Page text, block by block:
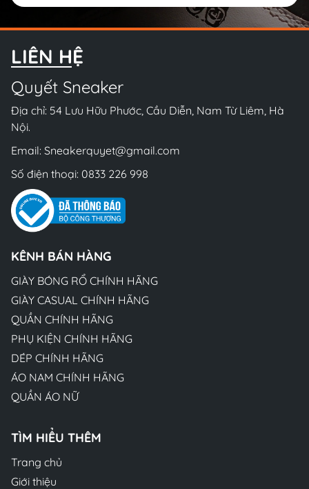
LIÊN HỆ
Quyết Sneaker
Địa chỉ: 54 Lưu Hữu Phước, Cầu Diễn, Nam Từ Liêm, Hà
Nội.
Email: Sneakerquyet@gmail.com
Số điện thoại: 0833 226 998
KÊNH BÁN HÀNG
GIÀY BÓNG RỔ CHÍNH HÃNG
GIÀY CASUAL CHÍNH HÃNG
QUẦN CHÍNH HÃNG
PHỤ KIỆN CHÍNH HÃNG
DÉP CHÍNH HÃNG
ÁO NAM CHÍNH HÃNG
QUẦN ÁO NỮ
TÌM HIỂU THÊM
Trang chủ
Giới thiệu